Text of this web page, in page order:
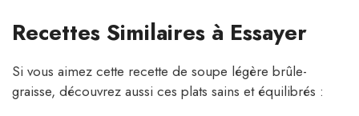
Recettes Similaires à Essayer
Si vous aimez cette recette de soupe légère brûle-
graisse, découvrez aussi ces plats sains et équilibrés :